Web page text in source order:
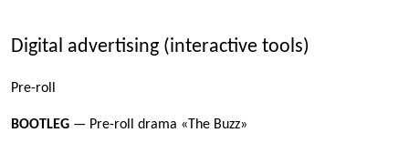
Digital advertising (interactive tools)
Pre-roll
BOOTLEG — Pre-roll drama «The Buzz»